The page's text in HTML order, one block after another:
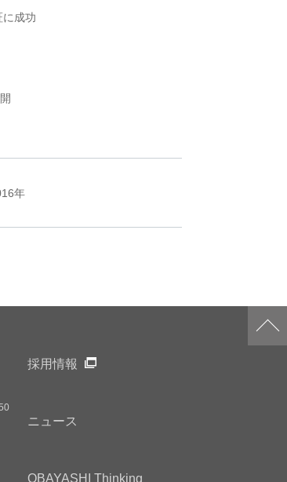
成功
年
採用情報
ニュース
OBAYASHI Thinking